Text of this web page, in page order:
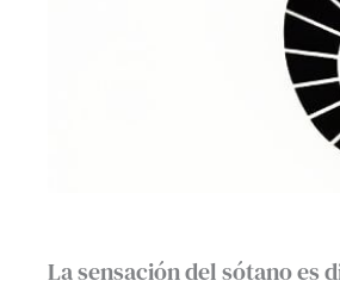
La sensación del sótano es